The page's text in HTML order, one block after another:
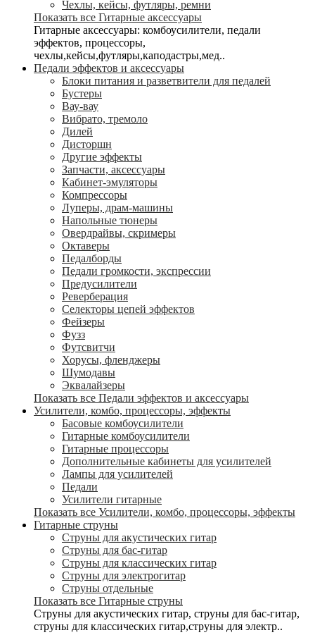
Чехлы, кейсы, футляры, ремни
Показать все Гитарные аксессуары
Гитарные аксессуары: комбоусилители, педали
эффектов, процессоры,
чехлы,кейсы,футляры,каподастры,мед..
Педали эффектов и аксессуары
Блоки питания и разветвители для педалей
Бустеры
Вау-вау
Вибрато, тремоло
Дилей
Дисторшн
Другие эффекты
Запчасти, аксессуары
Кабинет-эмуляторы
Компрессоры
Луперы, драм-машины
Напольные тюнеры
Овердрайвы, скримеры
Октаверы
Педалборды
Педали громкости, экспрессии
Предусилители
Реверберация
Селекторы цепей эффектов
Фейзеры
Фузз
Футсвитчи
Хорусы, фленджеры
Шумодавы
Эквалайзеры
Показать все Педали эффектов и аксессуары
Усилители, комбо, процессоры, эффекты
Басовые комбоусилители
Гитарные комбоусилители
Гитарные процессоры
Дополнительные кабинеты для усилителей
Лампы для усилителей
Педали
Усилители гитарные
Показать все Усилители, комбо, процессоры, эффекты
Гитарные струны
Струны для акустических гитар
Струны для бас-гитар
Струны для классических гитар
Струны для электрогитар
Струны отдельные
Показать все Гитарные струны
Струны для акустических гитар, струны для бас-гитар,
струны для классических гитар,струны для электр..